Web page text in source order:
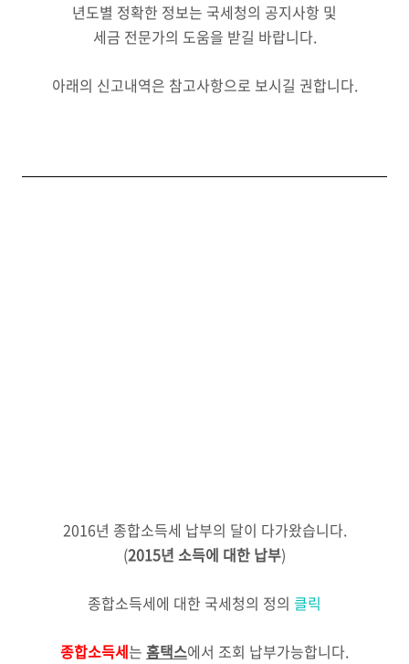
년도별 정확한 정보는 국세청의 공지사항 및
세금 전문가의 도움을 받길 바랍니다.
아래의 신고내역은 참고사항으로 보시길 권합니다.
2016년 종합소득세 납부의 달이 다가왔습니다.
(2015년 소득에 대한 납부)
종합소득세에 대한 국세청의 정의 클릭
종합소득세는 홈택스에서 조회 납부가능합니다.